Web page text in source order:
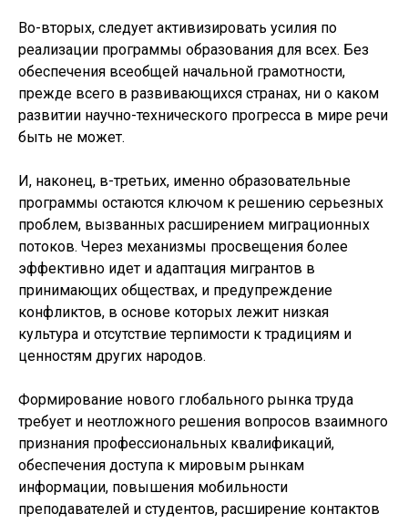
Во-вторых, следует активизировать усилия по
реализации программы образования для всех. Без
обеспечения всеобщей начальной грамотности,
прежде всего в развивающихся странах, ни о каком
развитии научно-технического прогресса в мире речи
быть не может.
И, наконец, в-третьих, именно образовательные
программы остаются ключом к решению серьезных
проблем, вызванных расширением миграционных
потоков. Через механизмы просвещения более
эффективно идет и адаптация мигрантов в
принимающих обществах, и предупреждение
конфликтов, в основе которых лежит низкая
культура и отсутствие терпимости к традициям и
ценностям других народов.
Формирование нового глобального рынка труда
требует и неотложного решения вопросов взаимного
признания профессиональных квалификаций,
обеспечения доступа к мировым рынкам
информации, повышения мобильности
преподавателей и студентов, расширение контактов